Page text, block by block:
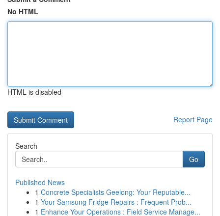
No HTML
HTML is disabled
Report Page
Search
Go
Published News
1 Concrete Specialists Geelong: Your Reputable...
1 Your Samsung Fridge Repairs : Frequent Prob...
1 Enhance Your Operations : Field Service Manage...